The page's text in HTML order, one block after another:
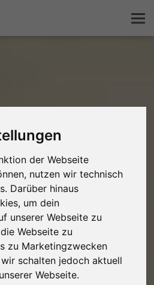
der Webseite
nutzen wir technisch
Darüber hinaus
um dein
unserer Webseite zu
Webseite zu
zu Marketingzwecken
schalten jedoch aktuell
Webseite.
Forschung entdecken
FAQ
Kostenlos registrieren
Anmelden
English